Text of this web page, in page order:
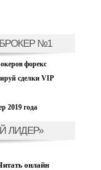
№1
форекс
сделки VIP
2019 года
ЛИДЕР»
онлайн